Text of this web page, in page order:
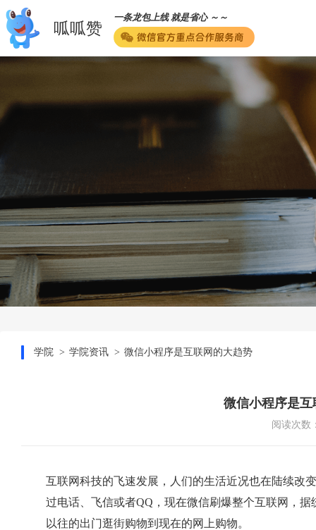
呱呱赞
一条龙包上线 就是省心 ～～
学院 学院资讯 微信小程序是互联网的大趋势
微信小程序是
阅读次数
互联网科技的飞速发展，人们的生活近况也在陆续改
过电话、飞信或者QQ，现在微信刷爆整个互联网，
以往的出门逛街购物到现在的网上购物。